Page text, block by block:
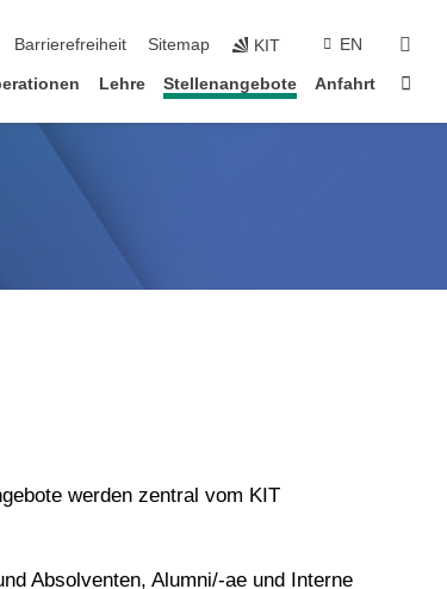
Barrierefreiheit Sitemap KIT EN
Lehre Stellenangebote Anfahrt
werden zentral vom KIT
Absolventen, Alumni/-ae und Interne